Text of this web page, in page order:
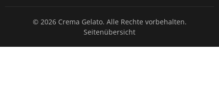
© 2026 Crema Gelato. Alle Rechte vorbehalten.
Seitenübersicht